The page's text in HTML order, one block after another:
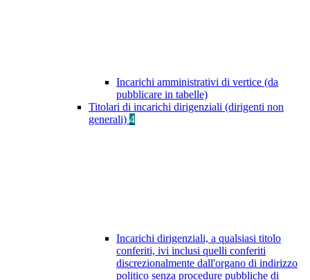
Incarichi amministrativi di vertice (da
pubblicare in tabelle)
Titolari di incarichi dirigenziali (dirigenti non
generali) 4
Incarichi dirigenziali, a qualsiasi titolo
conferiti, ivi inclusi quelli conferiti
discrezionalmente dall'organo di indirizzo
politico senza procedure pubbliche di